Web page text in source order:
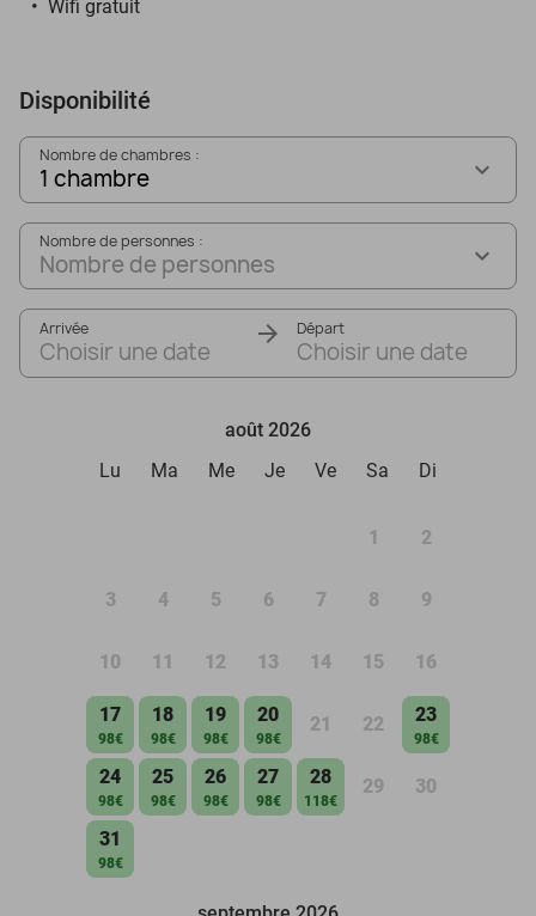
Wifi gratuit
Disponibilité
Nombre de chambres :
1 chambre
Nombre de personnes :
Nombre de personnes
Arrivée
Choisir une date
Départ
Choisir une date
août 2026
Lu
Ma Me Je Ve Sa Di
1 2
3 4 5 6 7 8 9
10 11 12 13 14 15 16
17
98€
18
98€
19
98€
20
98€
21 22 23
98€
24
98€
25
98€
26
98€
27
98€
28
118€
29 30
31
98€